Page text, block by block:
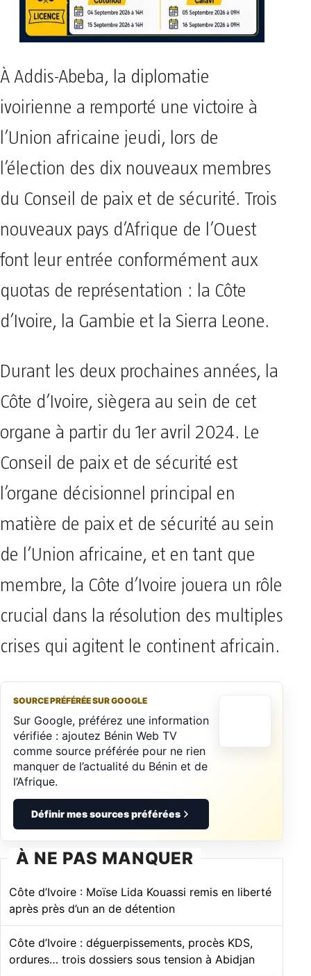
À Addis-Abeba, la diplomatie
ivoirienne a remporté une victoire à
l’Union africaine jeudi, lors de
l’élection des dix nouveaux membres
du Conseil de paix et de sécurité. Trois
nouveaux pays d’Afrique de l’Ouest
font leur entrée conformément aux
quotas de représentation : la Côte
d’Ivoire, la Gambie et la Sierra Leone.
Durant les deux prochaines années, la
Côte d’Ivoire, siègera au sein de cet
organe à partir du 1er avril 2024. Le
Conseil de paix et de sécurité est
l’organe décisionnel principal en
matière de paix et de sécurité au sein
de l’Union africaine, et en tant que
membre, la Côte d’Ivoire jouera un rôle
crucial dans la résolution des multiples
crises qui agitent le continent africain.
SOURCE PRÉFÉRÉE SUR GOOGLE
Sur Google, préférez une information
vérifiée : ajoutez Bénin Web TV
comme source préférée pour ne rien
manquer de l’actualité du Bénin et de
l’Afrique.
Définir mes sources préférées
À NE PAS MANQUER
Côte d’Ivoire : Moïse Lida Kouassi remis en liberté
après près d’un an de détention
Côte d’Ivoire : déguerpissements, procès KDS,
ordures… trois dossiers sous tension à Abidjan